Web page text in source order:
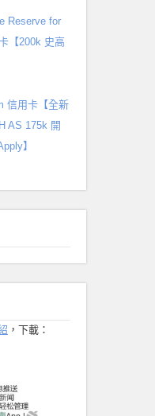
Reserve for
【200k 史高
信用卡【全新
AS 175k 開
】
，下載：